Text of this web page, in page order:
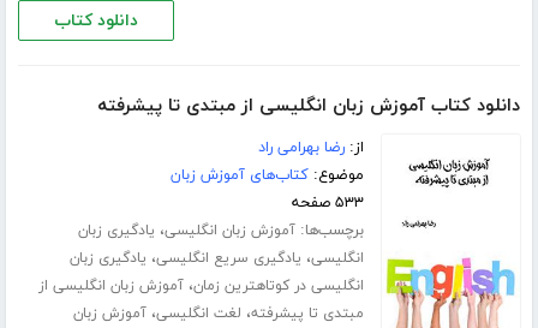
دانلود کتاب
دانلود کتاب آموزش زبان انگلیسی از مبتدی تا پیشرفته
از:رضا بهرامی راد
موضوع:کتاب‌های آموزش زبان
۵۳۳ صفحه
برچسب‌ها:آموزش زبان انگلیسی، یادگیری زبان
انگلیسی، یادگیری سریع انگلیسی، یادگیری زبان
انگلیسی در کوتاهترین زمان،آموزش زبان انگلیسی از
مبتدی تا پیشرفته، لغت انگلیسی،آموزش زبان